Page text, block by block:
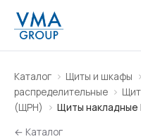
Каталог Щиты и шкафы
распределительные
(ЩРН)
Щиты накладные
← Каталог